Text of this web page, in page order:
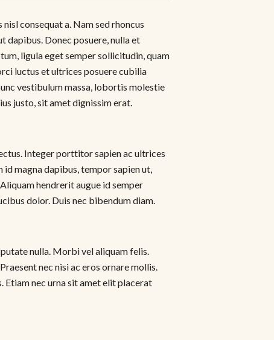
consequat a. Nam sed rhoncus
dapibus. Donec posuere, nulla et
ligula eget semper sollicitudin, quam
luctus et ultrices posuere cubilia
vestibulum massa, lobortis molestie
justo, sit amet dignissim erat.
Integer porttitor sapien ac ultrices
magna dapibus, tempor sapien ut,
hendrerit augue id semper
dolor. Duis nec bibendum diam.
nulla. Morbi vel aliquam felis.
nec nisi ac eros ornare mollis.
Etiam nec urna sit amet elit placerat